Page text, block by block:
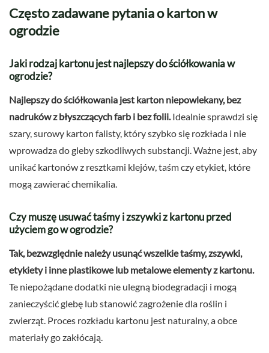
Często zadawane pytania o karton w
ogrodzie
Jaki rodzaj kartonu jest najlepszy do ściółkowania w
ogrodzie?
Najlepszy do ściółkowania jest karton niepowlekany, bez
nadruków z błyszczących farb i bez folii. Idealnie sprawdzi się
szary, surowy karton falisty, który szybko się rozkłada i nie
wprowadza do gleby szkodliwych substancji. Ważne jest, aby
unikać kartonów z resztkami klejów, taśm czy etykiet, które
mogą zawierać chemikalia.
Czy muszę usuwać taśmy i zszywki z kartonu przed
użyciem go w ogrodzie?
Tak, bezwzględnie należy usunąć wszelkie taśmy, zszywki,
etykiety i inne plastikowe lub metalowe elementy z kartonu.
Te niepożądane dodatki nie ulegną biodegradacji i mogą
zanieczyścić glebę lub stanowić zagrożenie dla roślin i
zwierząt. Proces rozkładu kartonu jest naturalny, a obce
materiały go zakłócają.